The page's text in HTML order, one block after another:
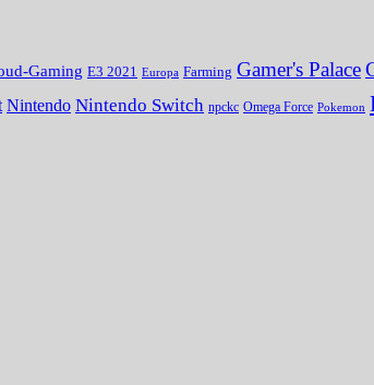
Gaming E3 2021 Europa Farming Gamer's Palace
Nintendo Nintendo Switch npckc Omega Force Pokemon